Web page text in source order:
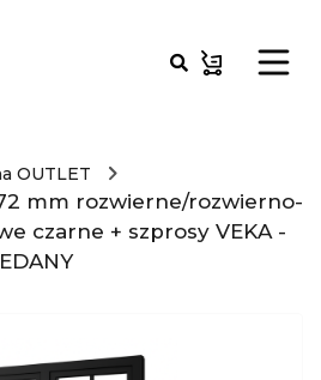
OUTLET
mm rozwierne/rozwierno-
czarne + szprosy VEKA -